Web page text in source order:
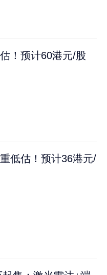
！预计60港元/股
低估！预计36港元/